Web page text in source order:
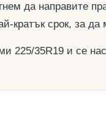
да направите
кратък срок, за
225/35R19 и се